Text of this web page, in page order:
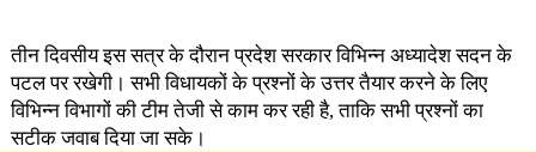
तीन दिवसीय इस सत्र के दौरान प्रदेश सरकार विभिन्न अध्यादेश सदन के
पटल पर रखेगी। सभी विधायकों के प्रश्नों के उत्तर तैयार करने के लिए
विभिन्न विभागों की टीम तेजी से काम कर रही है, ताकि सभी प्रश्नों का
सटीक जवाब दिया जा सके।